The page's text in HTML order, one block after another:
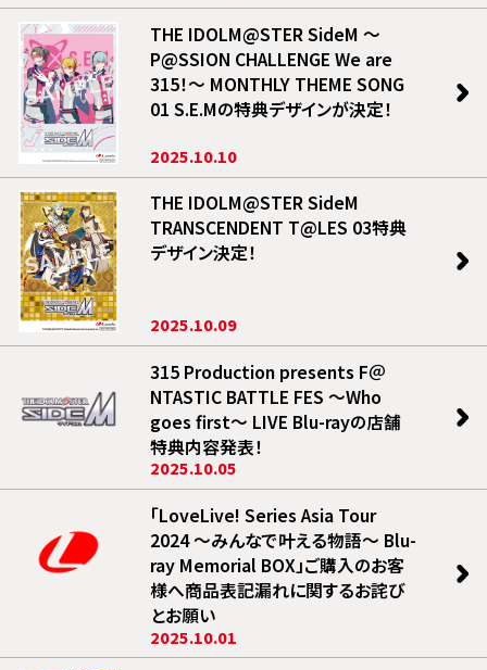
THE IDOLM@STER SideM ～
P@SSION CHALLENGE We are
315！～ MONTHLY THEME SONG
01 S.E.Mの特典デザインが決定！
2025.10.10
THE IDOLM@STER SideM
TRANSCENDENT T@LES 03特典
デザイン決定！
2025.10.09
315 Production presents F＠
NTASTIC BATTLE FES ～Who
goes first～ LIVE Blu-rayの店舗
特典内容発表！
2025.10.05
「LoveLive! Series Asia Tour
2024 ～みんなで叶える物語～ Blu-
ray Memorial BOX」ご購入のお客
様へ商品表記漏れに関するお詫び
とお願い
2025.10.01